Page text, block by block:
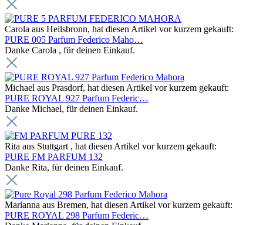
Carola aus Heilsbronn, hat diesen Artikel vor kurzem gekauft:
PURE 005 Parfum Federico Maho…
Danke Carola , für deinen Einkauf.
Michael aus Prasdorf, hat diesen Artikel vor kurzem gekauft:
PURE ROYAL 927 Parfum Federic…
Danke Michael, für deinen Einkauf.
Rita aus Stuttgart , hat diesen Artikel vor kurzem gekauft:
PURE FM PARFUM 132
Danke Rita, für deinen Einkauf.
Marianna aus Bremen, hat diesen Artikel vor kurzem gekauft:
PURE ROYAL 298 Parfum Federic…